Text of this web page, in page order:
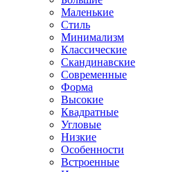
Маленькие
Стиль
Минимализм
Классические
Скандинавские
Современные
Форма
Высокие
Квадратные
Угловые
Низкие
Особенности
Встроенные